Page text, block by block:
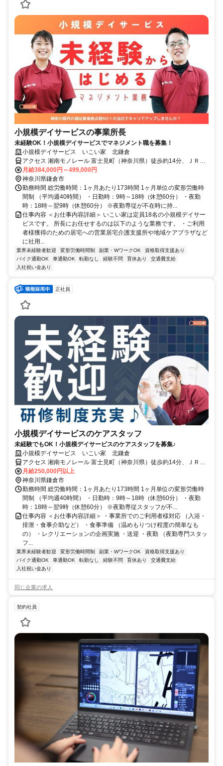
小規模デイサービスの事業所長
未経験OK！小規模デイサービスでマネジメント職を募集！
小規模デイサービス いこい家 北鎌倉
アクセス 湘南モノレール 富士見町（神奈川県）徒歩約14分、ＪＲ横
須賀線 北鎌倉表口徒歩約15分、湘南モノレール 大船徒歩約15分 JR
各線「大船駅」より徒歩15分
月給384,000円～499,000円
神奈川県鎌倉市
勤務時間 総労働時間：1ヶ月あたり173時間 1ヶ月単位の変形労働時
間制 （平均週40時間） ・日勤時：9時～18時（休憩60分） ・夜勤
時：18時～翌9時（休憩60分） ※夜勤専従が不在時に持...
仕事内容 ＜お仕事内容詳細＞ いこい家は定員18名の小規模デイサー
ビスです。 所長にお任せするのは以下のような業務です。 ・ご利用
者様獲得のための居宅への営業居宅介護支援所や地域ケアプラザなど
に社用...
業界未経験者歓迎 変形労働時間制 副業・WワークOK
資格取得支援あり
バイク通勤OK
車通勤OK 転勤なし 経験不問 育休あり
交通費支給
入社祝い金あり
正社員
小規模デイサービスのケアスタッフ
未経験でもOK！小規模デイサービスのケアスタッフを募集♪
小規模デイサービス いこい家 北鎌倉
アクセス 湘南モノレール 富士見町（神奈川県）徒歩約14分、ＪＲ横
須賀線 北鎌倉表口徒歩約15分、湘南モノレール 大船徒歩約15分 JR
各線「大船駅」より徒歩15分
月給250,000円以上
神奈川県鎌倉市
勤務時間 総労働時間：1ヶ月あたり173時間 1ヶ月単位の変形労働時
間制 （平均週40時間） ・日勤時：9時～18時（休憩60分） ・夜勤
時：18時～翌9時（休憩60分） ※夜勤専従スタッフが不...
仕事内容 ＜お仕事内容詳細＞ ・事業所でのご利用者様対応 （入浴・
排泄・食事介助など） ・食事準備 （温めもりつけ程度の簡単なも
の） ・レクリエーションの企画実施 ・送迎 ・夜勤 （夜勤専門スタッ
フ...
業界未経験者歓迎 変形労働時間制 副業・WワークOK
資格取得支援あり
バイク通勤OK
車通勤OK 転勤なし 経験不問 育休あり
交通費支給
入社祝い金あり
同じ企業の求人
契約社員